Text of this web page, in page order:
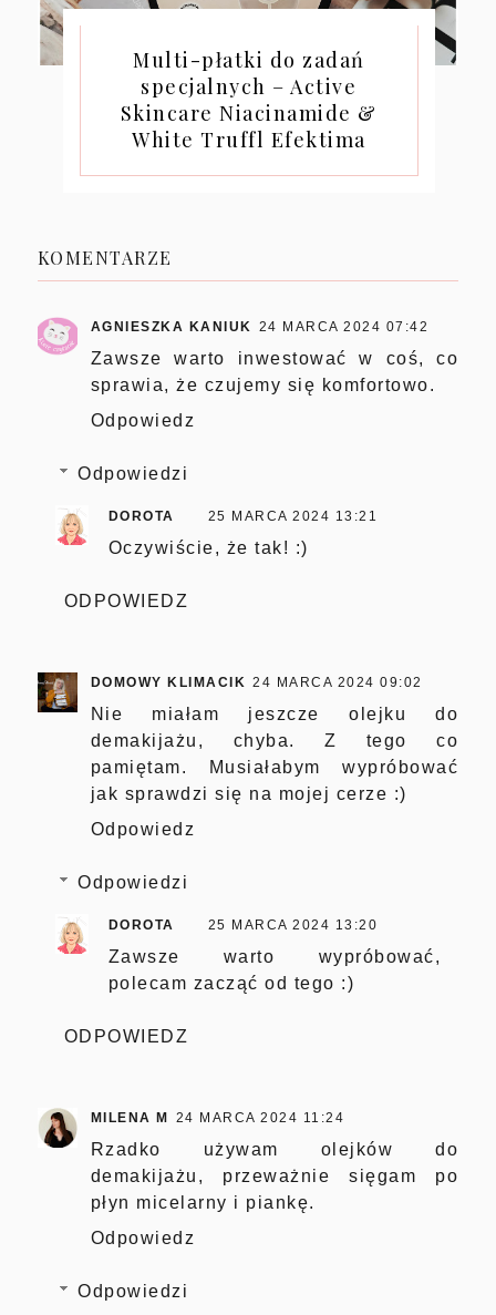
Multi-płatki do zadań
specjalnych – Active
Skincare Niacinamide &
White Truffl Efektima
KOMENTARZE
AGNIESZKA KANIUK 24 MARCA 2024 07:42
Zawsze warto inwestować w coś, co
sprawia, że czujemy się komfortowo.
Odpowiedz
Odpowiedzi
DOROTA 25 MARCA 2024 13:21
Oczywiście, że tak! :)
ODPOWIEDZ
DOMOWY KLIMACIK 24 MARCA 2024 09:02
Nie miałam jeszcze olejku do
demakijażu, chyba. Z tego co
pamiętam. Musiałabym wypróbować
jak sprawdzi się na mojej cerze :)
Odpowiedz
Odpowiedzi
DOROTA 25 MARCA 2024 13:20
Zawsze warto wypróbować,
polecam zacząć od tego :)
ODPOWIEDZ
MILENA M 24 MARCA 2024 11:24
Rzadko używam olejków do
demakijażu, przeważnie sięgam po
płyn micelarny i piankę.
Odpowiedz
Odpowiedzi